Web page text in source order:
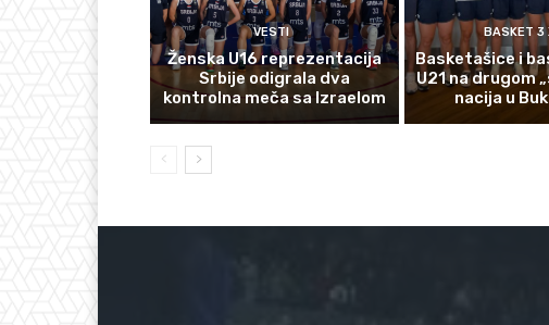
VESTI
Ženska U16 reprezentacija
Srbije odigrala dva
kontrolna meča sa Izraelom
BASKET 3
Basketašice i
U21 na drugom
nacija u